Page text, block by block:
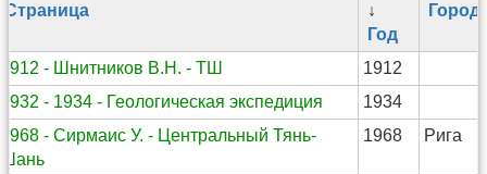
Страница
↓
Год
Город
1912 - Шнитников В.Н. - ТШ
1912
1932 - 1934 - Геологическая экспедиция
1934
1968 - Сирмаис У. - Центральный Тянь-
Шань
1968 Рига